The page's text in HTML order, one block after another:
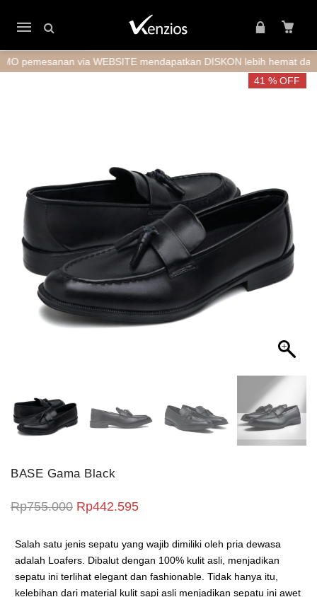
Mobile
navigation
via WEBSITE mendapatkan DISKON lebih hemat
41 % OFF
BASE Gama Black
Rp755.000 Harga aslinya adalah: Rp755.000.
Rp442.595Harga saat ini adalah:
Salah satu jenis sepatu yang wajib dimiliki oleh pria dewasa
adalah Loafers. Dibalut dengan 100% kulit asli, menjadikan
sepatu ini terlihat elegant dan fashionable. Tidak hanya itu,
kelebihan dari material kulit sapi asli menjadikan sepatu ini awet